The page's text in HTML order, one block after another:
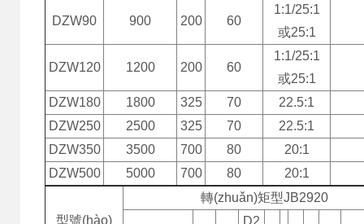
DZW90 900 200 60
1:1/25:1
或25:1
DZW120 1200 200 60
1:1/25:1
或25:1
DZW180 1800 325 70 22.5:1
DZW250
2500 325 70 22.5:1
DZW350
3500 700 80 20:1
DZW500
5000 700 80 20:1
型號(hào)
轉(zhuǎn)矩型JB2920
D2